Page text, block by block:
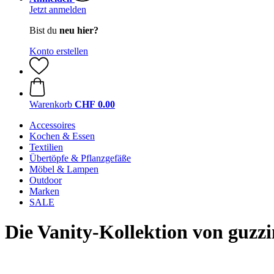
Jetzt anmelden
Bist du neu hier?
Konto erstellen
Warenkorb CHF 0.00
Accessoires
Kochen & Essen
Textilien
Übertöpfe & Pflanzgefäße
Möbel & Lampen
Outdoor
Marken
SALE
Die Vanity-Kollektion von